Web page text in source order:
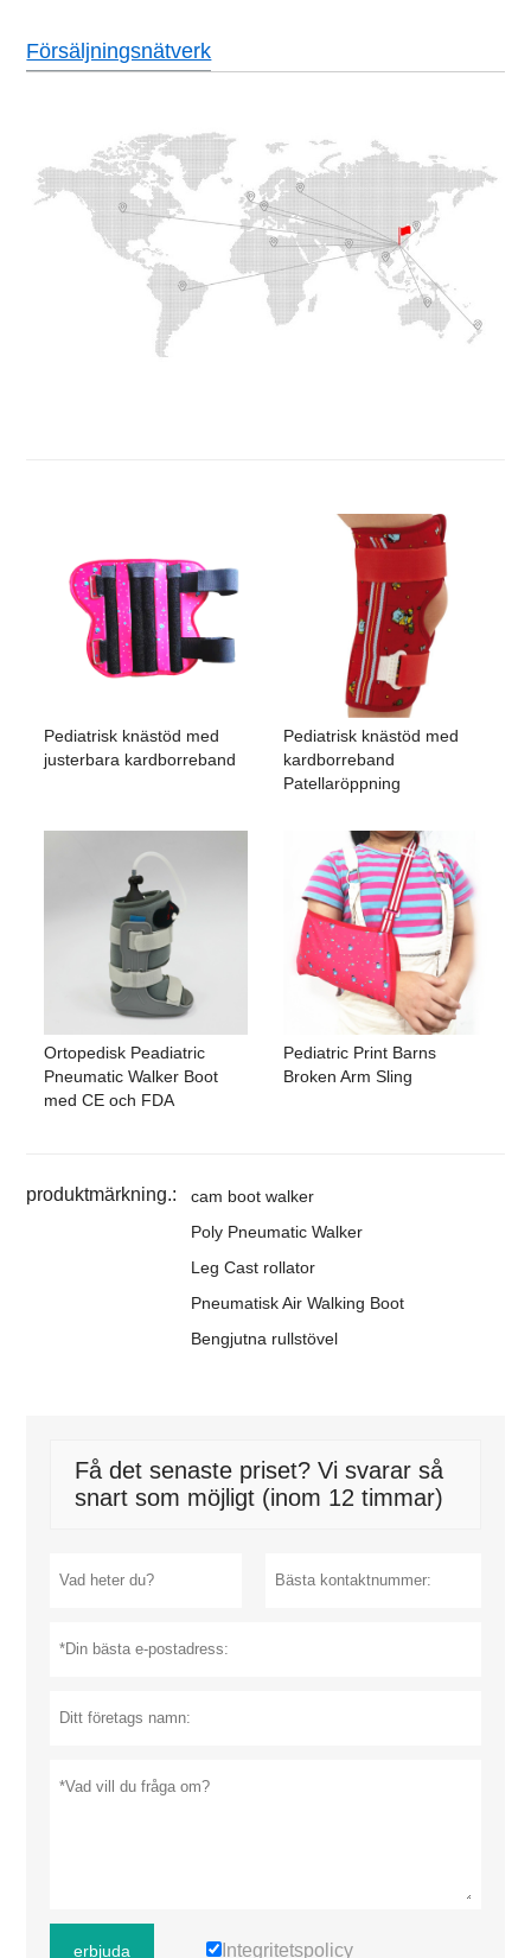
Försäljningsnätverk
Pediatrisk knästöd med
justerbara kardborreband
Pediatrisk knästöd med
kardborreband
Patellaröppning
Ortopedisk Peadiatric
Pneumatic Walker Boot
med CE och FDA
Pediatric Print Barns
Broken Arm Sling
produktmärkning.:
cam boot walker
Poly Pneumatic Walker
Leg Cast rollator
Pneumatisk Air Walking Boot
Bengjutna rullstövel
Få det senaste priset? Vi svarar så
snart som möjligt (inom 12 timmar)
erbjuda Integritetspolicy